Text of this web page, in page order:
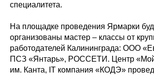
специалитета.
На площадке проведения Ярмарки
организованы мастер – классы от
работодателей Калининграда: ООО
ПСЗ «Янтарь», РОССЕТИ. Центр
им. Канта, IT компания «КОДЭ»